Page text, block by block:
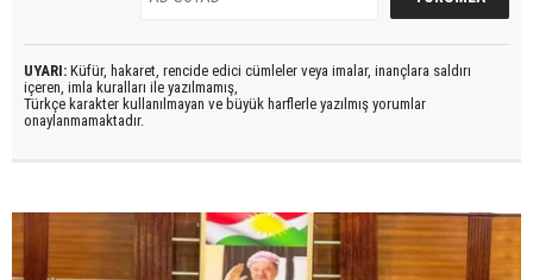
UYARI: Küfür, hakaret, rencide edici cümleler veya imalar, inançlara saldırı
içeren, imla kuralları ile yazılmamış,
Türkçe karakter kullanılmayan ve büyük harflerle yazılmış yorumlar
onaylanmamaktadır.